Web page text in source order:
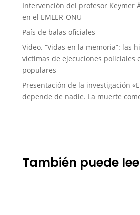
Intervención del profesor Keymer
en el EMLER-ONU
País de balas oficiales
Video. “Vidas en la memoria”: las
víctimas de ejecuciones policiales
populares
Presentación de la investigación
depende de nadie. La muerte
También puede